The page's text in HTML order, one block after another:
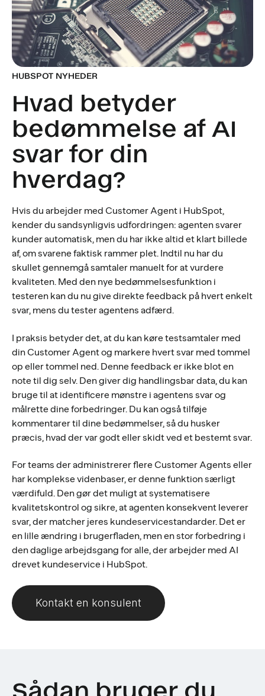
HUBSPOT NYHEDER
Hvad betyder
bedømmelse af AI
svar for din
hverdag?
Hvis du arbejder med Customer Agent i HubSpot,
kender du sandsynligvis udfordringen: agenten svarer
kunder automatisk, men du har ikke altid et klart billede
af, om svarene faktisk rammer plet. Indtil nu har du
skullet gennemgå samtaler manuelt for at vurdere
kvaliteten. Med den nye bedømmelsesfunktion i
testeren kan du nu give direkte feedback på hvert enkelt
svar, mens du tester agentens adfærd.
I praksis betyder det, at du kan køre testsamtaler med
din Customer Agent og markere hvert svar med tommel
op eller tommel ned. Denne feedback er ikke blot en
note til dig selv. Den giver dig handlingsbar data, du kan
bruge til at identificere mønstre i agentens svar og
målrette dine forbedringer. Du kan også tilføje
kommentarer til dine bedømmelser, så du husker
præcis, hvad der var godt eller skidt ved et bestemt svar.
For teams der administrerer flere Customer Agents eller
har komplekse videnbaser, er denne funktion særligt
værdifuld. Den gør det muligt at systematisere
kvalitetskontrol og sikre, at agenten konsekvent leverer
svar, der matcher jeres kundeservicestandarder. Det er
en lille ændring i brugerfladen, men en stor forbedring i
den daglige arbejdsgang for alle, der arbejder med AI
drevet kundeservice i HubSpot.
Kontakt en konsulent
Sådan bruger du